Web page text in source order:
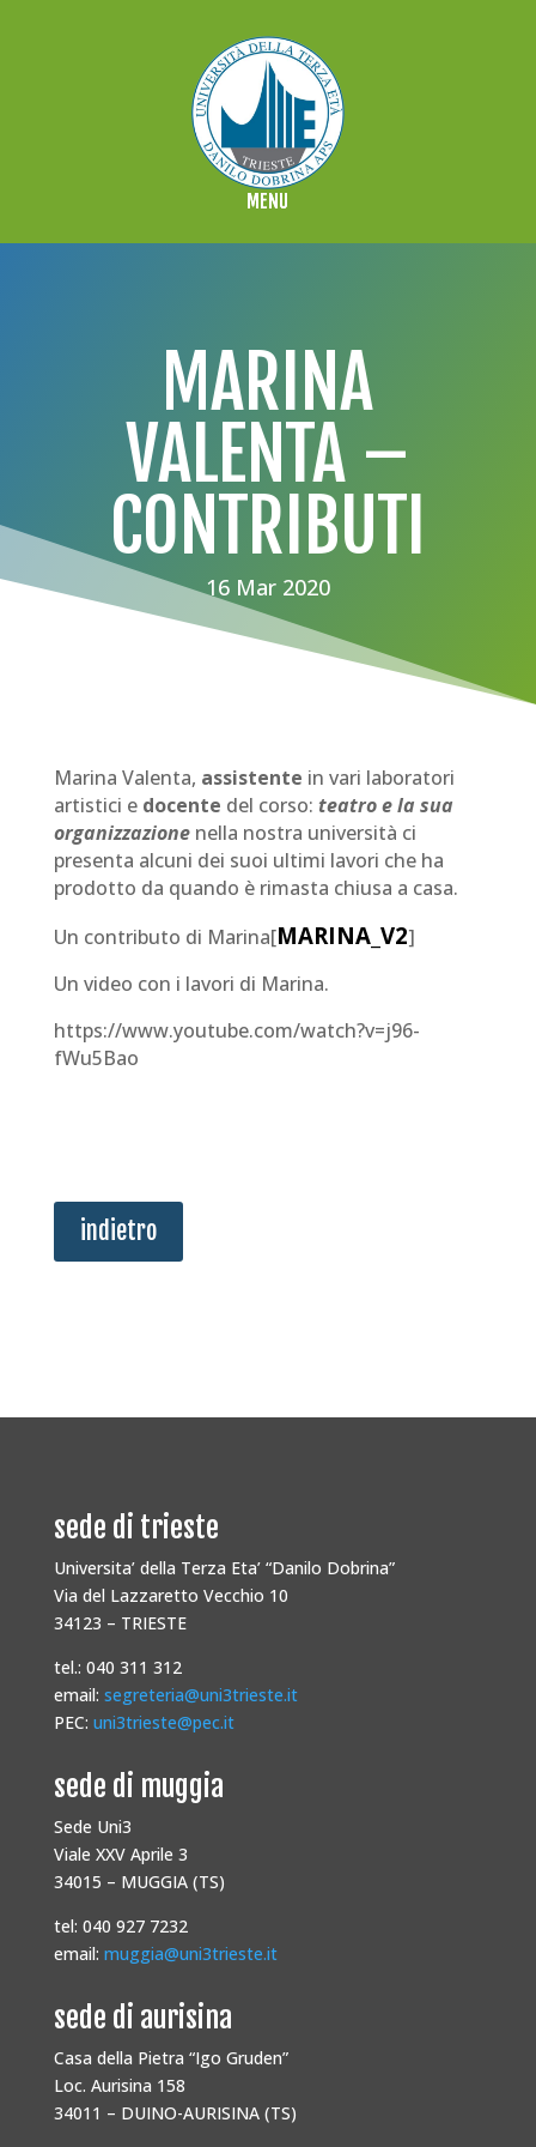
MARINA
VALENTA –
CONTRIBUTI
16 Mar 2020
Marina Valenta, assistente in vari laboratori
artistici e docente del corso: teatro e la sua
organizzazionenella nostra università ci
presenta alcuni dei suoi ultimi lavori che ha
prodotto da quando è rimasta chiusa a casa.
Un contributo di Marina[MARINA_V2]
Un video con i lavori di Marina.
https://www.youtube.com/watch?v=j96-
fWu5Bao
indietro
sede di trieste
Universita’ della Terza Eta’ “Danilo Dobrina”
Via del Lazzaretto Vecchio 10
34123 – TRIESTE
tel.: 040 311 312
email: segreteria@uni3trieste.it
PEC: uni3trieste@pec.it
sede di muggia
Sede Uni3
Viale XXV Aprile 3
34015 – MUGGIA (TS)
tel: 040 927 7232
email: muggia@uni3trieste.it
sede di aurisina
Casa della Pietra “Igo Gruden”
Loc. Aurisina 158
34011 – DUINO-AURISINA (TS)